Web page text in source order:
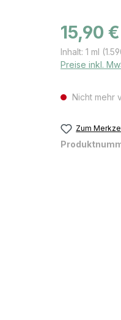
Regulärer Preis:
15,90 €
Inhalt: 1 ml
Preise inkl.
Nicht mehr
Zum